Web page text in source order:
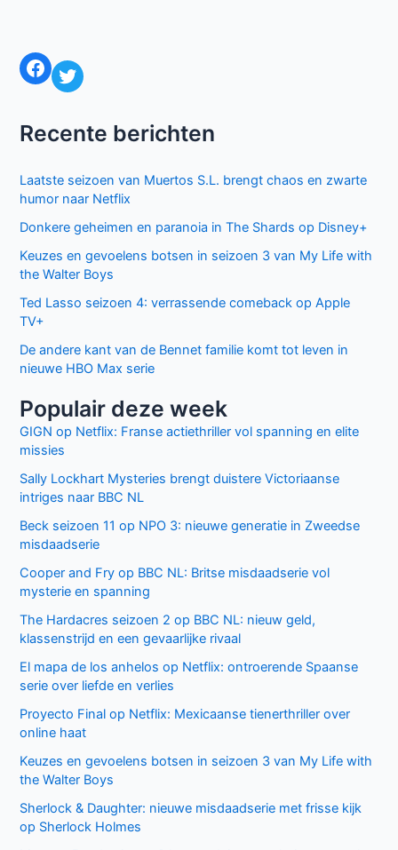
Facebook Twitter
Recente berichten
Laatste seizoen van Muertos S.L. brengt chaos en zwarte
humor naar Netflix
Donkere geheimen en paranoia in The Shards op Disney+
Keuzes en gevoelens botsen in seizoen 3 van My Life with
the Walter Boys
Ted Lasso seizoen 4: verrassende comeback op Apple
TV+
De andere kant van de Bennet familie komt tot leven in
nieuwe HBO Max serie
Populair deze week
GIGN op Netflix: Franse actiethriller vol spanning en elite
missies
Sally Lockhart Mysteries brengt duistere Victoriaanse
intriges naar BBC NL
Beck seizoen 11 op NPO 3: nieuwe generatie in Zweedse
misdaadserie
Cooper and Fry op BBC NL: Britse misdaadserie vol
mysterie en spanning
The Hardacres seizoen 2 op BBC NL: nieuw geld,
klassenstrijd en een gevaarlijke rivaal
El mapa de los anhelos op Netflix: ontroerende Spaanse
serie over liefde en verlies
Proyecto Final op Netflix: Mexicaanse tienerthriller over
online haat
Keuzes en gevoelens botsen in seizoen 3 van My Life with
the Walter Boys
Sherlock & Daughter: nieuwe misdaadserie met frisse kijk
op Sherlock Holmes